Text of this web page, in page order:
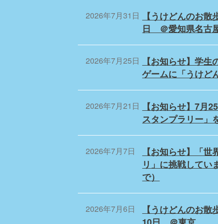
2026年7月31日
【うけどんのお
日 ＠愛知県名古
2026年7月25日
【お知らせ】学
ゲームに「うけど
2026年7月21日
【お知らせ】7月
スタンプラリー」
2026年7月7日
【お知らせ】「
リ」に挑戦してい
で）
2026年7月6日
【うけどんのお